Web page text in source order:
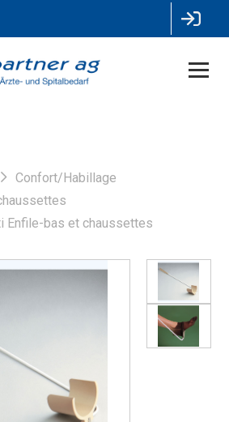
Confort/Habillage
Enfile-bas et chaussettes